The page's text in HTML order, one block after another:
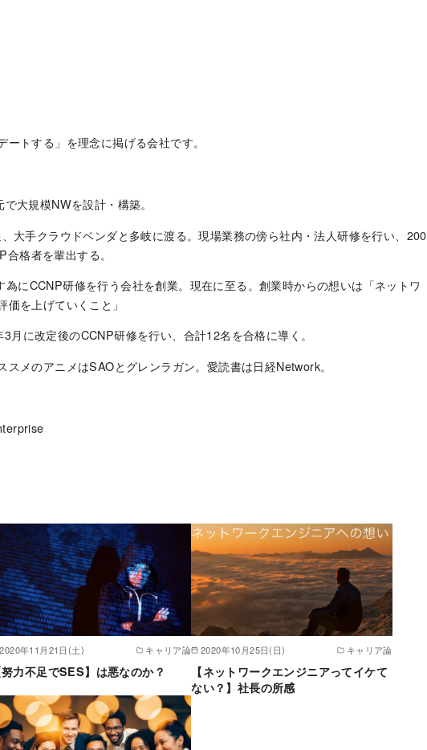
トする」を理念に掲げる会社です。
大規模NWを設計・構築。
大手クラウドベンダと多岐に渡る。現場業務の傍ら社内・法人研修を行い、200
格者を輩出する。
にCCNP研修を行う会社を創業。現在に至る。創業時からの想いは「ネットワ
を上げていくこと」
に改定後のCCNP研修を行い、合計12名を合格に導く。
スメのアニメはSAOとグレンラガン。愛読書は日経Network。
2020年11月21日(土) キャリア論
努力不足でSES】は悪なのか？
2020年10月25日(日) キャリア論
【ネットワークエンジニアってイケて
ない？】社長の所感